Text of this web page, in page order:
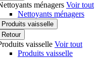
ménagers Voir tout
Nettoyants ménagers
Produits vaisselle
Retour
vaisselle Voir tout
Produits vaisselle